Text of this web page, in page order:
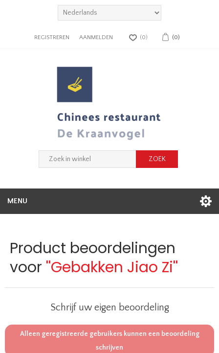
REGISTREREN AANMELDEN (0) (0)
MENU
Product beoordelingen
voor Gebakken Jiao Zi
Schrijf uw eigen beoordeling
Alleen geregistreerde gebruikers kunnen een beoordeling
schrijven